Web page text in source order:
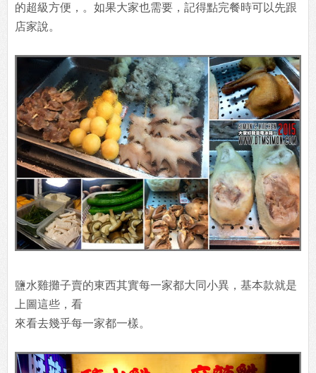
的超級方便，。如果大家也需要，記得點完餐時可以先跟
店家說。
鹽水雞攤子賣的東西其實每一家都大同小異，基本款就是
上圖這些，看
來看去幾乎每一家都一樣。